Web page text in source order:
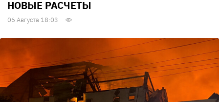
НОВЫЕ РАСЧЕТЫ
06 Августа 18:03